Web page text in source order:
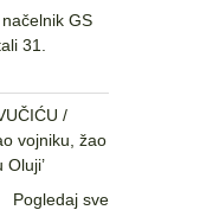
GS
31.
/
vojniku, žao
Pogledaj sve